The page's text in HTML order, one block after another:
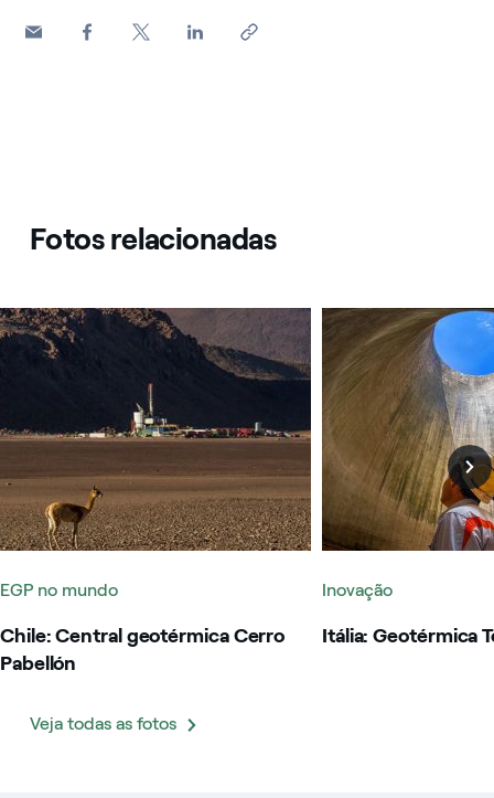
Fotos relacionadas
Chile: Central geotérmica Cerro Pabellón
EGP no mundo
Chile: Central geotérmica Cerro
Pabellón
Itália: Geotérmica
Inovação
Itália: Geotérmica
Veja todas as fotos